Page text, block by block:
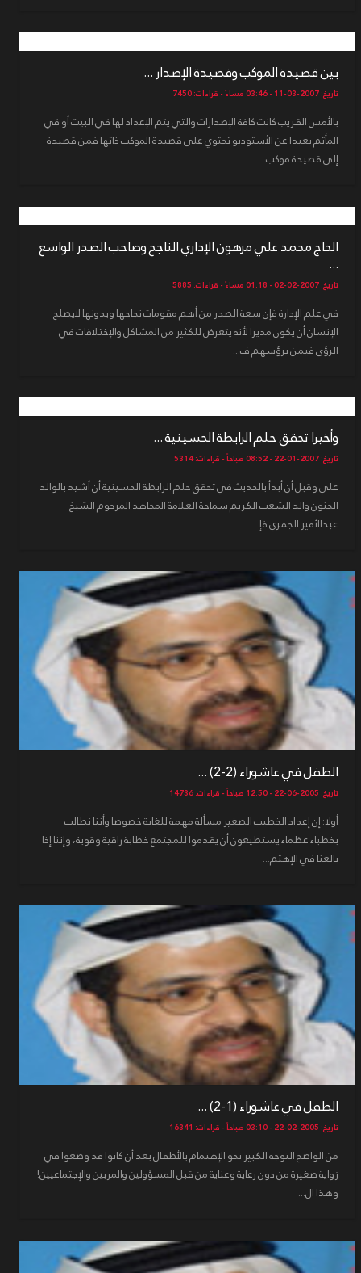
بين قصيدة الموكب وقصيدة الإصدار ...
تاريخ: 2007-03-11 - 03:46 مساءً - قراءات: 7450
بالأمس القريب كانت كافة الإصدارات والتي يتم الإعداد لها في البيت أو في
المأتم بعيدا عن الأستوديو تحتوي على قصيدة الموكب ذاتها فمن قصيدة
إلى قصيدة موكب...
الحاج محمد علي مرهون الإداري الناجح وصاحب الصدر الواسع
...
تاريخ: 2007-02-02 - 01:18 مساءً - قراءات: 5885
في علم الإدارة فإن سعة الصدر من أهم مقومات نجاحها وبدونها لايصلح
الإنسان أن يكون مديرا لأنه يتعرض للكثير من المشاكل والإختلافات في
الرؤى فيمن يرؤسهم ف...
وأخيرا تحقق حلم الرابطة الحسينية ...
تاريخ: 2007-01-22 - 08:52 صباحاً - قراءات: 5314
علي وقبل أن أبدأ بالحديث في تحقق حلم الرابطة الحسينية أن أشيد بالوالد
الحنون والد الشعب الكريم سماحة العلامة المجاهد المرحوم الشيخ
عبدالأمير الجمري فإ...
الطفل في عاشوراء (2-2) ...
تاريخ: 2005-06-22 - 12:50 صباحاً - قراءات: 14736
أولا: إن إعداد الخطيب الصغير مسألة مهمة للغاية خصوصا وأننا نطالب
بخطباء عظماء يستطيعون أن يقدموا للمجتمع خطابة راقية وقوية، وإننا إذا
بالغنا في الإهتم...
الطفل في عاشوراء (1-2) ...
تاريخ: 2005-02-22 - 03:10 صباحاً - قراءات: 16341
من الواضح التوجه الكبير نحو الإهتمام بالأطفال بعد أن كانوا قد وضعوا في
زواية صغيرة من دون رعاية وعناية من قبل المسؤولين والمربين والإجتماعيين!
وهذا ال...